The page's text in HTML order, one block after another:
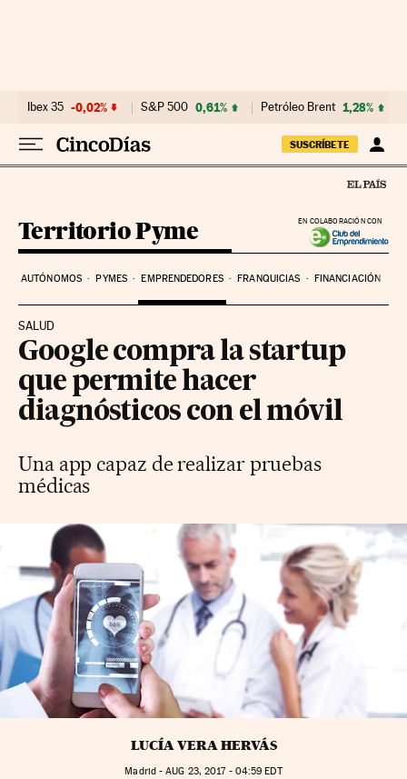
Ibex 35 -0,02% S&P 500 0,61% Petróleo Brent 1,28%
SUSCRÍBETE
EN COLABORACIÓN CON
Territorio Pyme
AUTÓNOMOS PYMES EMPRENDEDORES FRANQUICIAS FINANCIACIÓN
SALUD
Google compra la startup
que permite hacer
diagnósticos con el móvil
Una app capaz de realizar pruebas
médicas
LUCÍA VERA HERVÁS
Madrid -AUG 23, 2017 - 04:59 EDT